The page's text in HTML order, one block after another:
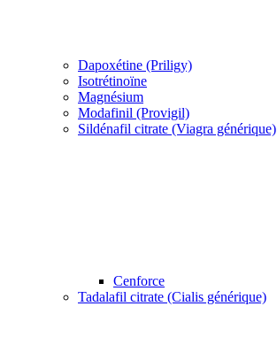
Dapoxétine (Priligy)
Isotrétinoïne
Magnésium
Modafinil (Provigil)
Sildénafil citrate (Viagra générique)
Cenforce
Tadalafil citrate (Cialis générique)